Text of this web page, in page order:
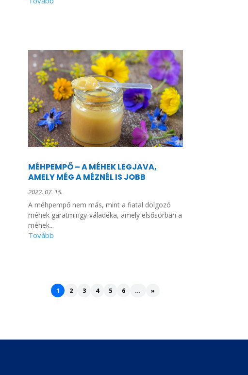
MÉHPEMPŐ – A MÉHEK LEGJAVA,
AMELY MÉG A MÉZNÉL IS JOBB
2022. 07. 15.
A méhpempő nem más, mint a fiatal dolgozó
méhek garatmirigy-váladéka, amely elsősorban a
méhek...
1 2 3 4 5 6 ... »